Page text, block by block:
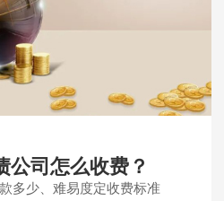
公司怎么收费？
多少、难易度定收费标准